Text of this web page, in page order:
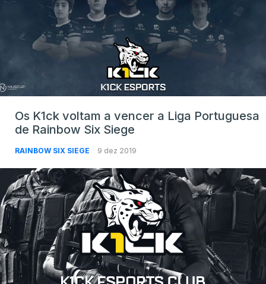
Os K1ck voltam a vencer a Liga Portuguesa
de Rainbow Six Siege
RAINBOW SIX SIEGE 9 dez 2019